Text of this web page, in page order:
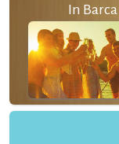
In Barca